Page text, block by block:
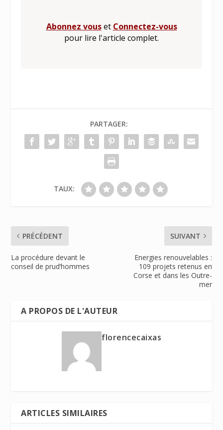
Abonnez vouset Connectez-vous
pour lire l'article complet.
PARTAGER:
TAUX:
PRÉCÉDENT
La procédure devant le
conseil de prud’hommes
SUIVANT
Energies renouvelables :
109 projets retenus en
Corse et dans les Outre-
mer
A PROPOS DE L'AUTEUR
florencecaixas
ARTICLES SIMILAIRES